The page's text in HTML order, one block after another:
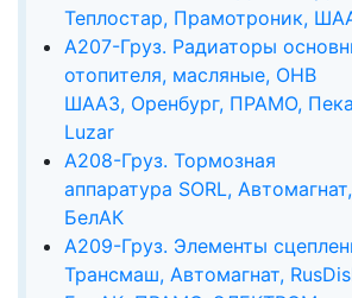
Теплостар, Прамотроник,
А207-Груз. Радиаторы
отопителя, масляные, ОНВ
ШААЗ, Оренбург, ПРАМО,
Luzar
А208-Груз. Тормозная
аппаратура SORL, Автомагнат,
БелАК
А209-Груз. Элементы
Трансмаш, Автомагнат,